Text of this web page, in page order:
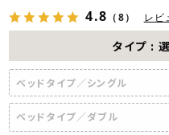
4.8 （8） レビ
タイプ
ベッドタイプ／シングル
ベッドタイプ／ダブル